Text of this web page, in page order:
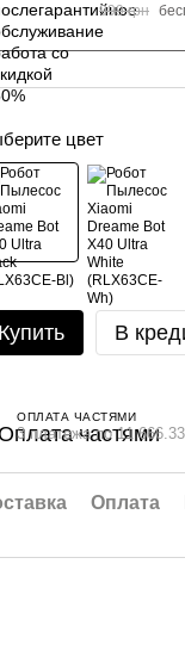
999 грн
цвет
Купить В
ОПЛАТА ЧАСТЯМИ
3 платежа по 11
Оплата